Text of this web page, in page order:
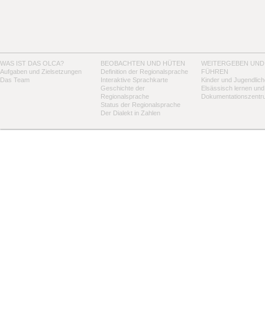
WAS IST DAS OLCA?
Aufgaben und Zielsetzungen
Das Team
BEOBACHTEN UND HÜTEN
Definition der Regionalsprache
Interaktive Sprachkarte
Geschichte der
Regionalsprache
Status der Regionalsprache
Der Dialekt in Zahlen
WEITERGEBEN UND
FÜHREN
Kinder und
Elsässisch lernen